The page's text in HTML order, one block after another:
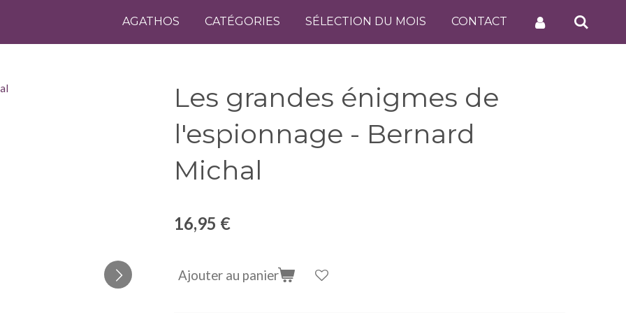
AGATHOS CATÉGORIES SÉLECTION DU MOIS CONTACT
Les grandes énigmes de
l'espionnage - Bernard
Michal
16,95 €
Ajouter au panier